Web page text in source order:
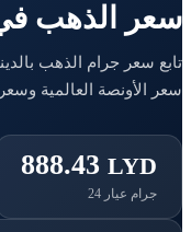
سعر الذهب في
سعر الأونصة العالمية
888.43 LYD
جرام عيار 24